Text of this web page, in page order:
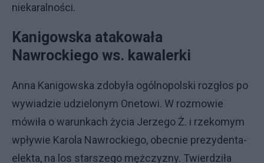
niekaralności.
Kanigowska atakowała
Nawrockiego ws. kawalerki
Anna Kanigowska zdobyła ogólnopolski rozgłos po
wywiadzie udzielonym Onetowi. W rozmowie
mówiła o warunkach życia Jerzego Ż. i rzekomym
wpływie Karola Nawrockiego, obecnie prezydenta-
elekta, na los starszego mężczyzny. Twierdziła